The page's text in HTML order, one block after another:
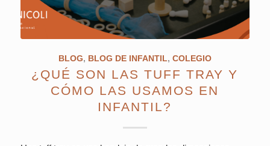
BLOG, BLOG DE INFANTIL, COLEGIO
¿QUÉ SON LAS TUFF TRAY Y
CÓMO LAS USAMOS EN
INFANTIL?